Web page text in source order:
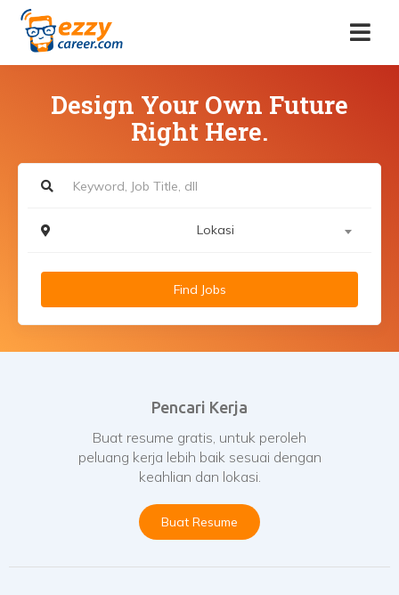
Design Your Own Future
Right Here.
Lokasi
Find Jobs
Pencari Kerja
Buat resume gratis, untuk peroleh
peluang kerja lebih baik sesuai dengan
keahlian dan lokasi.
Buat Resume